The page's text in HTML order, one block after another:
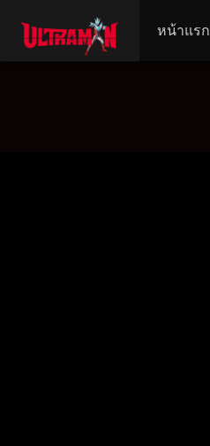
หน้าแรก